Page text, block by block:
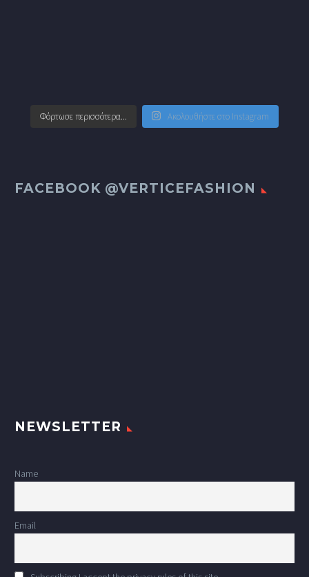
Φόρτωσε περισσότερα... Ακολουθήστε στο Instagram
FACEBOOK @VERTICEFASHION
NEWSLETTER
Name
Email